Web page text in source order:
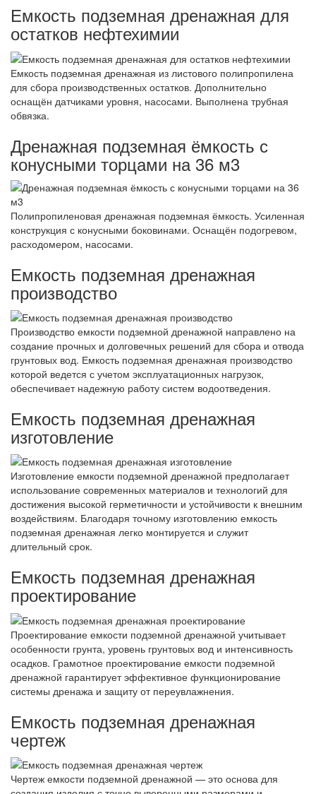
Емкость подземная дренажная для
остатков нефтехимии
Емкость подземная дренажная из листового полипропилена
для сбора производственных остатков. Дополнительно
оснащён датчиками уровня, насосами. Выполнена трубная
обвязка.
Дренажная подземная ёмкость с
конусными торцами на 36 м3
Полипропиленовая дренажная подземная ёмкость. Усиленная
конструкция с конусными боковинами. Оснащён подогревом,
расходомером, насосами.
Емкость подземная дренажная
производство
Производство емкости подземной дренажной направлено на
создание прочных и долговечных решений для сбора и отвода
грунтовых вод. Емкость подземная дренажная производство
которой ведется с учетом эксплуатационных нагрузок,
обеспечивает надежную работу систем водоотведения.
Емкость подземная дренажная
изготовление
Изготовление емкости подземной дренажной предполагает
использование современных материалов и технологий для
достижения высокой герметичности и устойчивости к внешним
воздействиям. Благодаря точному изготовлению емкость
подземная дренажная легко монтируется и служит
длительный срок.
Емкость подземная дренажная
проектирование
Проектирование емкости подземной дренажной учитывает
особенности грунта, уровень грунтовых вод и интенсивность
осадков. Грамотное проектирование емкости подземной
дренажной гарантирует эффективное функционирование
системы дренажа и защиту от переувлажнения.
Емкость подземная дренажная
чертеж
Чертеж емкости подземной дренажной — это основа для